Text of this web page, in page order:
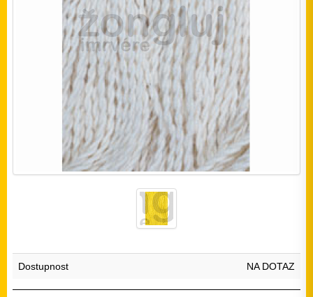
Dostupnost NA DOTAZ